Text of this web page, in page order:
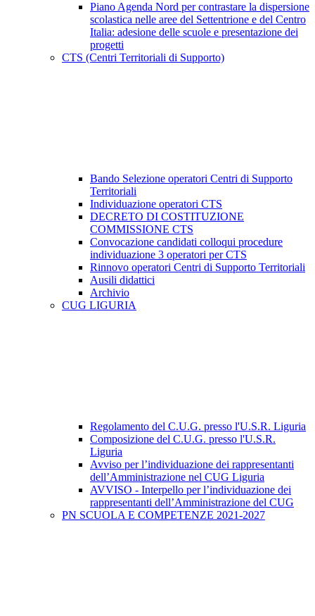
Piano Agenda Nord per contrastare la dispersione
scolastica nelle aree del Settentrione e del Centro
Italia: adesione delle scuole e presentazione dei
progetti
CTS (Centri Territoriali di Supporto)
Bando Selezione operatori Centri di Supporto
Territoriali
Individuazione operatori CTS
DECRETO DI COSTITUZIONE
COMMISSIONE CTS
Convocazione candidati colloqui procedure
individuazione 3 operatori per CTS
Rinnovo operatori Centri di Supporto Territoriali
Ausili didattici
Archivio
CUG LIGURIA
Regolamento del C.U.G. presso l'U.S.R. Liguria
Composizione del C.U.G. presso l'U.S.R.
Liguria
Avviso per l’individuazione dei rappresentanti
dell’Amministrazione nel CUG Liguria
AVVISO - Interpello per l’individuazione dei
rappresentanti dell’Amministrazione del CUG
PN SCUOLA E COMPETENZE 2021-2027